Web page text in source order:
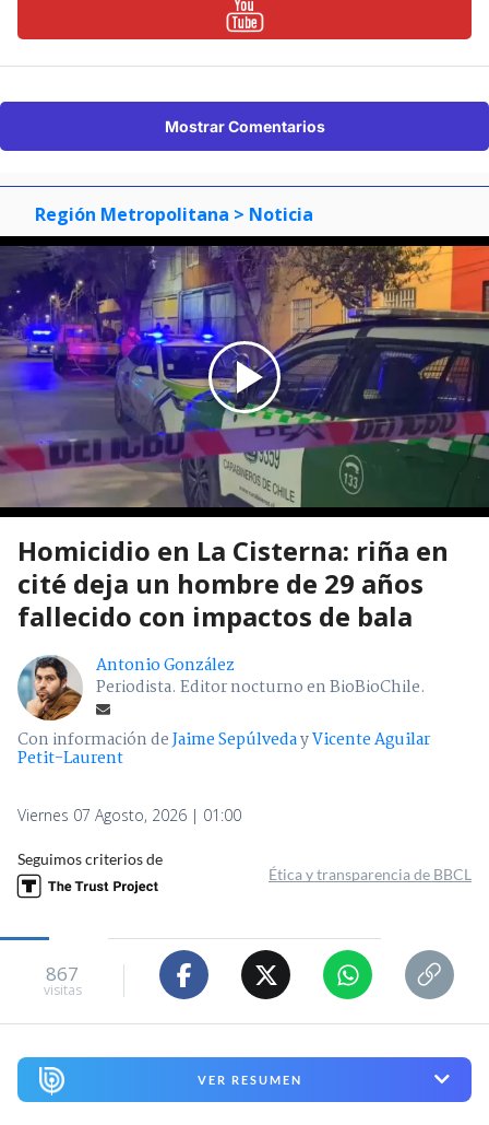
Mostrar Comentarios
Región Metropolitana > Noticia
Homicidio en La Cisterna: riña en
cité deja un hombre de 29 años
fallecido con impactos de bala
Antonio González
Periodista. Editor nocturno en BioBioChile.
Con información deJaime SepúlvedayVicente Aguilar
Petit-Laurent
Viernes 07 Agosto, 2026 | 01:00
Seguimos criterios de
Ética y transparencia de BBCL
867
visitas
VER RESUMEN